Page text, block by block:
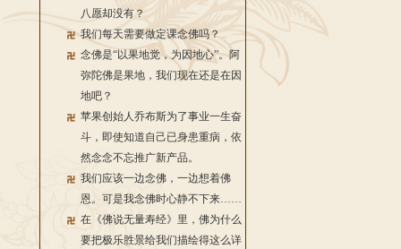
八愿却没有？
我们每天需要做定课念佛吗？
念佛是“以果地觉，为因地心”。阿
弥陀佛是果地，我们现在还是在因
地吧？
苹果创始人乔布斯为了事业一生奋
斗，即使知道自己已身患重病，依
然念念不忘推广新产品。
我们应该一边念佛，一边想着佛
恩。可是我念佛时心静不下来……
在《佛说无量寿经》里，佛为什么
要把极乐胜景给我们描绘得这么详